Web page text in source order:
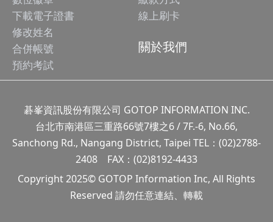
下載電子證書
修改姓名
合併帳號
預約考試
線上刷卡
關於我們
碁峯資訊股份有限公司 GOTOP INFORMATION INC.
台北市南港區三重路66號7樓之6 / 7F.-6, No.66,
Sanchong Rd., Nangang District, Taipei TEL：(02)2788-
2408 FAX：(02)8192-4433
Copyright 2025© GOTOP Information Inc, All Rights
Reserved 請勿任意連結、轉載